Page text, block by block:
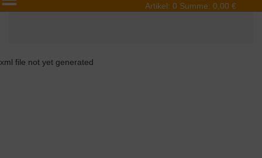
Artikel: 0 Summe: 0,00 €
xml file not yet generated